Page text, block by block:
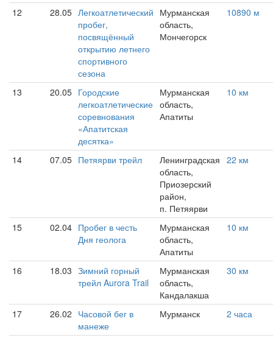
12 28.05 Легкоатлетический
пробег,
посвящённый
открытию летнего
спортивного
сезона
Мурманская
область,
Мончегорск
10890 м
13 20.05 Городские
легкоатлетические
соревнования
«Апатитская
десятка»
Мурманская
область,
Апатиты
10 км
14 07.05 Петяярви трейл
Ленинградская
область,
Приозерский
район,
п. Петяярви
22 км
15 02.04 Пробег в честь
Дня геолога
Мурманская
область,
Апатиты
10 км
16 18.03 Зимний горный
трейл Aurora Trail
Мурманская
область,
Кандалакша
30 км
17 26.02 Часовой бег в
манеже
Мурманск 2 часа